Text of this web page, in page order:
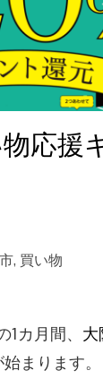
応援
, 買い物
1カ月間、 大
始まります。